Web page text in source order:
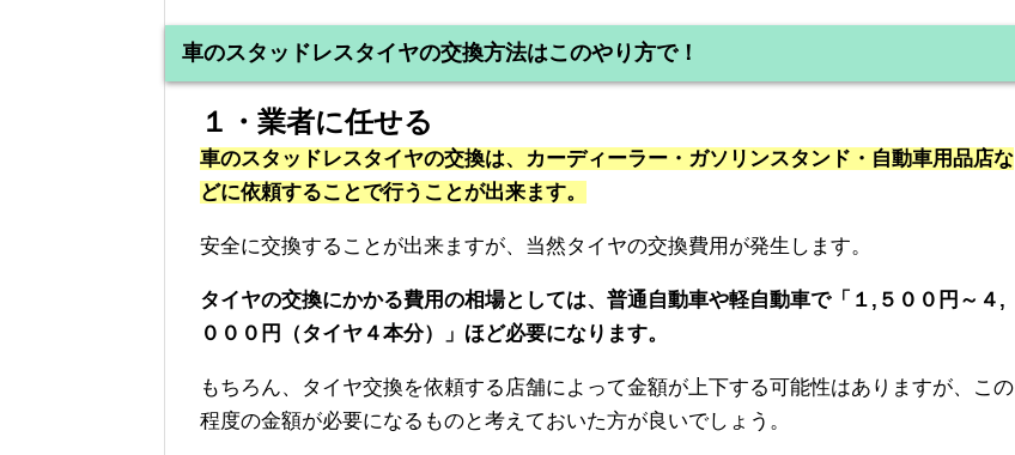
車のスタッドレスタイヤの交換方法はこのやり方で！
１・業者に任せる
車のスタッドレスタイヤの交換は、カーディーラー・ガソリンスタンド・自動車用品店な
どに依頼することで行うことが出来ます。
安全に交換することが出来ますが、当然タイヤの交換費用が発生します。
タイヤの交換にかかる費用の相場としては、普通自動車や軽自動車で「１,５００円～４,
０００円（タイヤ４本分）」ほど必要になります。
もちろん、タイヤ交換を依頼する店舗によって金額が上下する可能性はありますが、この
程度の金額が必要になるものと考えておいた方が良いでしょう。